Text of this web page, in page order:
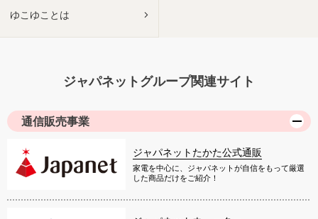
ゆこゆことは
ジャパネットグループ関連サイト
通信販売事業
ジャパネットたかた公式通販
家電を中心に、ジャパネットが自信をもって厳選
した商品だけをご紹介！